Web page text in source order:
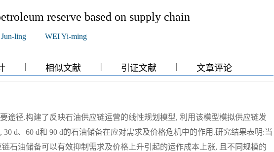
reserve based on supply chain
ling WEI Yi-ming
|| 相似文献 | 引证文献 || 文章评论
途径.构建了反映石油供应链运营的线性规划模型, 利用该模型模拟供应链发
d、60 d和 90 d的石油储备在应对需求及价格危机中的作用.研究结果表明:当
石油储备可以有效抑制需求及价格上升引起的运作成本上涨, 且不同规模的